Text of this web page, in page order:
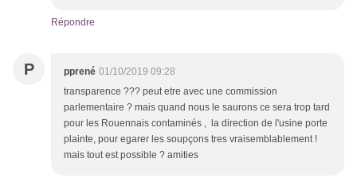
Répondre
P pprené 01/10/2019 09:28
transparence ??? peut etre avec une commission
parlementaire ? mais quand nous le saurons ce sera trop tard
pour les Rouennais contaminés , la direction de l'usine porte
plainte, pour egarer les soupçons tres vraisemblablement !
mais tout est possible ? amities